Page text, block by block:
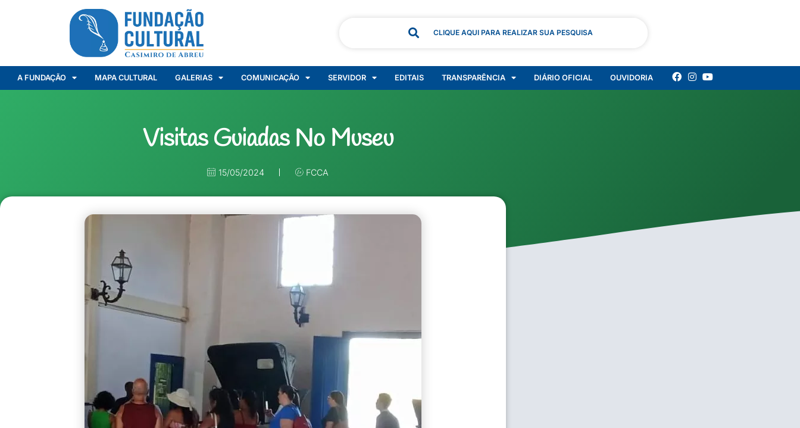
CLIQUE AQUI PARA REALIZAR SUA PESQUISA
A FUNDAÇÃO MAPA CULTURAL GALERIAS COMUNICAÇÃO SERVIDOR EDITAIS TRANSPARÊNCIA DIÁRIO OFICIAL OUVIDORIA
Visitas Guiadas No Museu
15/05/2024 FCCA